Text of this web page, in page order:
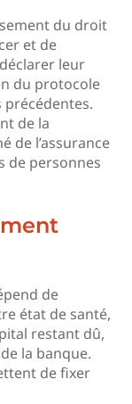
du droit
et de
leur
du protocole
de la
de l’assurance
de personnes
de
état de santé,
restant dû,
la banque.
de fixer